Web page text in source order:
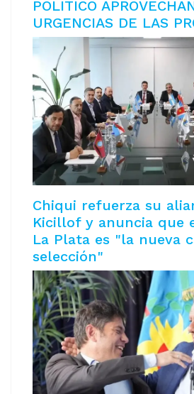
POLÍTICO
URGENCIAS DE LAS
Chiqui refuerza su
Kicillof y anuncia que
La Plata es "la nueva
selección"